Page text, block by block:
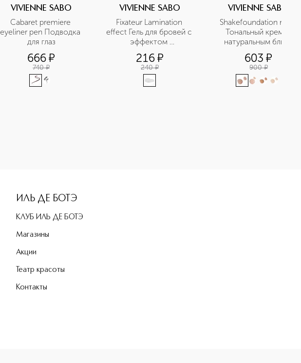
VIVIENNE SABO
Cabaret premiere
eyeliner рen Подводка
для глаз
666¤
740 ¤
VIVIENNE SABO
Fixateur Lamination
effect Гель для бровей с
эффектом
ламинирования
216¤
240 ¤
VIVIENNE SABO
Shakefoundation matt
Тональный крем с
натуральным блюр
эффектом
603 ¤
900 ¤
ИЛЬ ДЕ БОТЭ
КЛУБ ИЛЬ ДЕ БОТЭ
Магазины
Акции
Театр красоты
Контакты